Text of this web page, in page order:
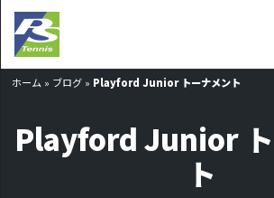
ホーム » ブログ » Playford Junior トーナメント
Playford Junior
ト